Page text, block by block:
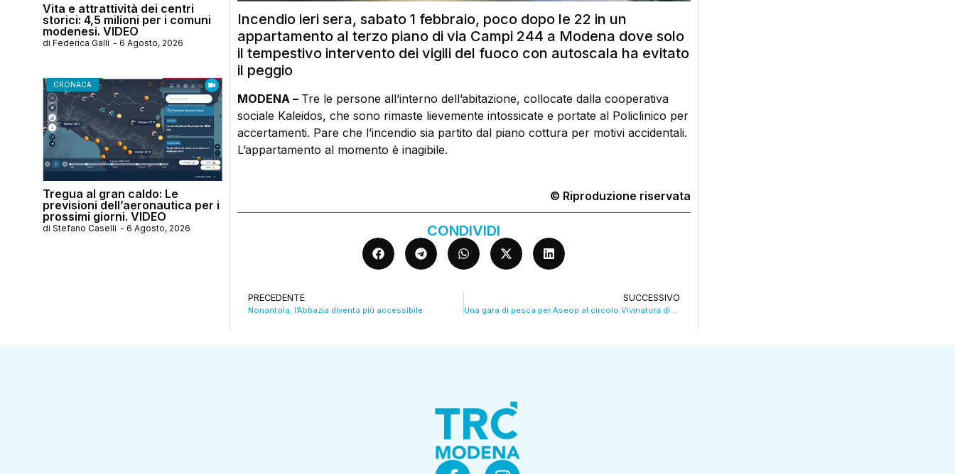
Vita e attrattività dei centri
storici: 4,5 milioni per i comuni
modenesi. VIDEO
di Federica Galli - 6 Agosto, 2026
CRONACA
Tregua al gran caldo: Le
previsioni dell’aeronautica per i
prossimi giorni. VIDEO
di Stefano Caselli - 6 Agosto, 2026
Incendio ieri sera, sabato 1 febbraio, poco dopo le 22 in un
appartamento al terzo piano di via Campi 244 a Modena dove solo
il tempestivo intervento dei vigili del fuoco con autoscala ha evitato
il peggio
MODENA – Tre le persone all’interno dell’abitazione, collocate dalla cooperativa
sociale Kaleidos, che sono rimaste lievemente intossicate e portate al Policlinico per
accertamenti. Pare che l’incendio sia partito dal piano cottura per motivi accidentali.
L’appartamento al momento è inagibile.
© Riproduzione riservata
CONDIVIDI
PRECEDENTE
Nonantola, l’Abbazia diventa più accessibile
SUCCESSIVO